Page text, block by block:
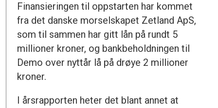
Finansieringen til oppstarten har kommet
fra det danske morselskapet Zetland ApS,
som til sammen har gitt lån på rundt 5
millioner kroner, og bankbeholdningen til
Demo over nyttår lå på drøye 2 millioner
kroner.
I årsrapporten heter det blant annet at